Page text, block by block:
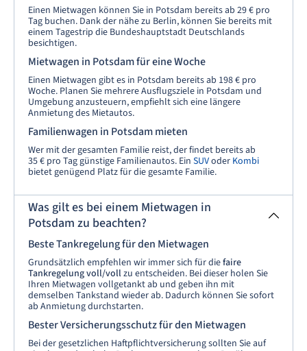
Einen Mietwagen können Sie in Potsdam bereits ab 29 € pro
Tag buchen. Dank der nähe zu Berlin, können Sie bereits mit
einem Tagestrip die Bundeshauptstadt Deutschlands
besichtigen.
Mietwagen in Potsdam für eine Woche
Einen Mietwagen gibt es in Potsdam bereits ab 198 € pro
Woche. Planen Sie mehrere Ausflugsziele in Potsdam und
Umgebung anzusteuern, empfiehlt sich eine längere
Anmietung des Mietautos.
Familienwagen in Potsdam mieten
Wer mit der gesamten Familie reist, der findet bereits ab
35 € pro Tag günstige Familienautos. Ein SUVoder Kombi
bietet genügend Platz für die gesamte Familie.
Was gilt es bei einem Mietwagen in
Potsdam zu beachten?
Beste Tankregelung für den Mietwagen
Grundsätzlich empfehlen wir immer sich für diefaire
Tankregelung voll/vollzu entscheiden. Bei dieser holen Sie
Ihren Mietwagen vollgetankt ab und geben ihn mit
demselben Tankstand wieder ab. Dadurch können Sie sofort
ab Anmietung durchstarten.
Bester Versicherungsschutz für den Mietwagen
Bei der gesetzlichen Haftpflichtversicherung sollten Sie auf